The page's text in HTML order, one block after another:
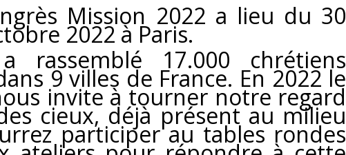
Mission 2022 a lieu du 30
2022 à Paris.
rassemblé 17.000 chrétiens
9 villes de France. En 2022 le
invite à tourner notre regard
cieux, déjà présent au milieu
participer au tables rondes